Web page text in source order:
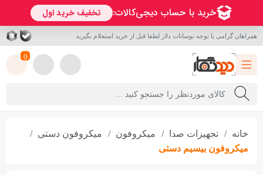
همراهان گرامی با توجه نوسانات دلار لطفا قبل از خرید استعلام بگیرید
0
خانه تجهیزات صدا میکروفون‌
میکروفون دستی
میکروفون بیسیم دستی